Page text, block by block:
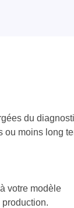
du
ou moins long
votre modèle